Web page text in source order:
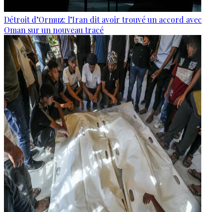
Détroit d’Ormuz: l’Iran dit avoir trouvé un accord avec
Oman sur un nouveau tracé